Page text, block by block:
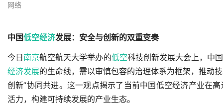
网络
中国低空经济发展：安全与创新的双重变奏
今日 南京航空航天大学举办的低空科技创新发展大会上，中
经济发展的生命线，需以审慎包容的治理体系为框架，推动
创新”协同共进。这一观点揭示了当前中国低空经济产业在
活力，构建可持续发展的产业生态。